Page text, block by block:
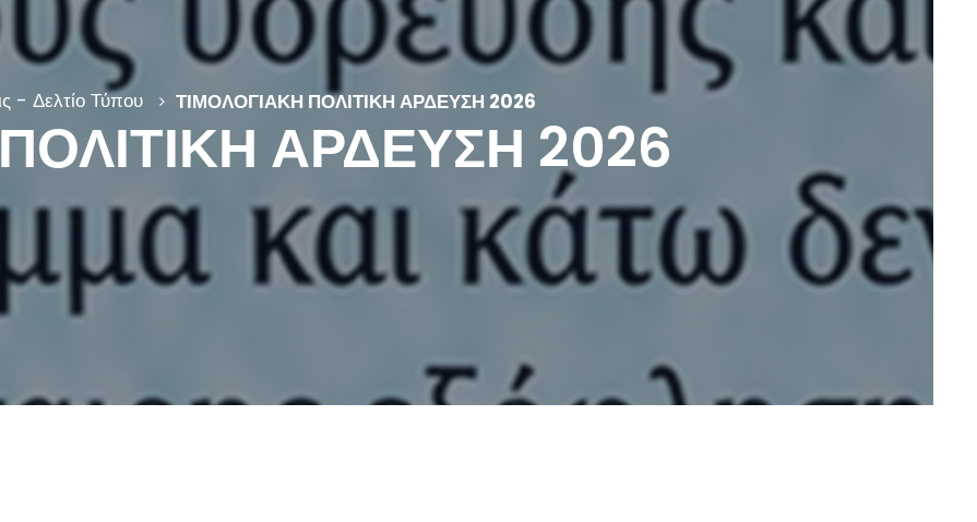
- Δελτίο Τύπου ΤΙΜΟΛΟΓΙΑΚΗ ΠΟΛΙΤΙΚΗ ΑΡΔΕΥΣΗ 2026
ΑΡΔΕΥΣΗ 2026